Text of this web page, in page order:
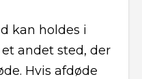
kan holdes i
andet sted, der
Hvis afdøde